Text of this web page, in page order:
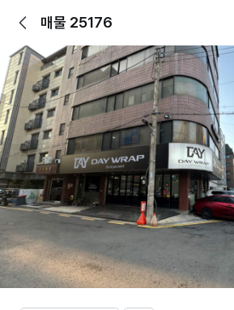
뒤로가기매물 25176